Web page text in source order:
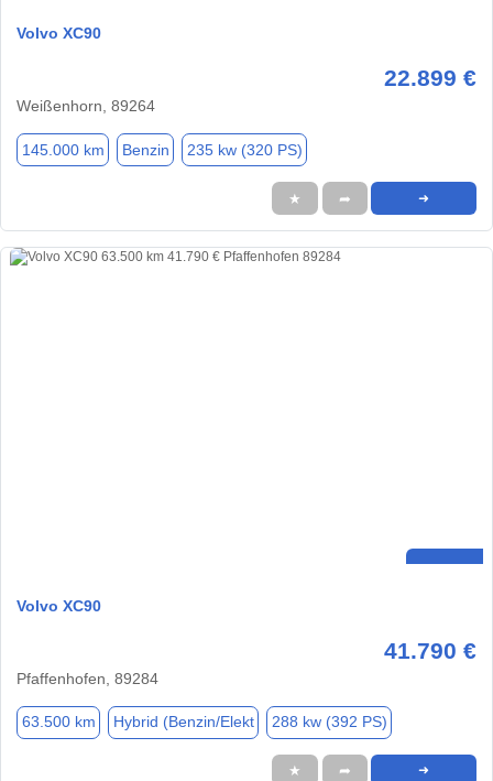
Volvo XC90
22.899 €
Weißenhorn, 89264
145.000 km Benzin 235 kw (320 PS)
★ ➦ ➜
Volvo XC90
41.790 €
Pfaffenhofen, 89284
63.500 km Hybrid (Benzin/Elekt 288 kw (392 PS)
★ ➦ ➜